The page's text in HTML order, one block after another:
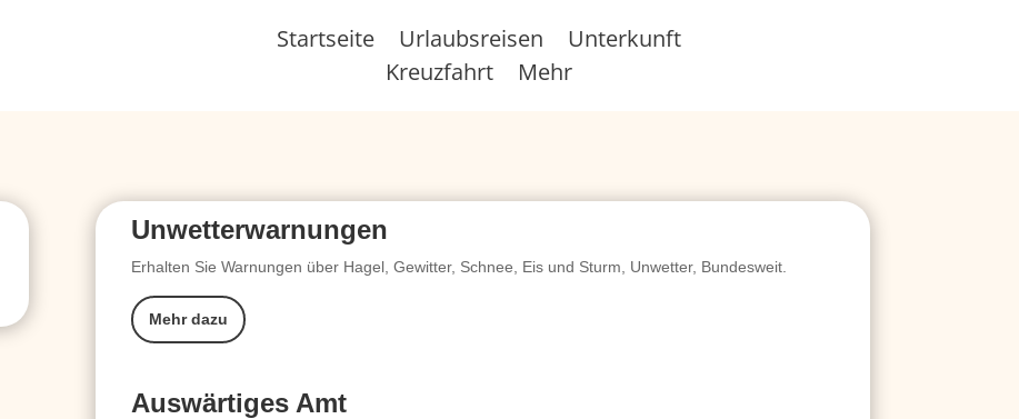
Startseite Urlaubsreisen
Unterkunft
Kreuzfahrt
Mehr
Unwetterwarnungen
Erhalten Sie Warnungen über Hagel, Gewitter, Schnee, Eis und Sturm, Unwetter, Bundesweit.
Mehr dazu
Auswärtiges Amt